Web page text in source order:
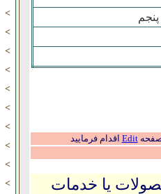
>
>
>
>
>
>
>
>
>
>
صفحهEdit اقدام فرمایید
یا خدمات